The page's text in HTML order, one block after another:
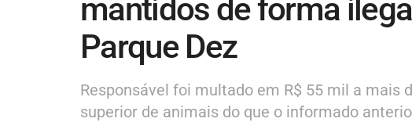
mantidos de forma
Parque Dez
Responsável foi multado em R$ 55 mil a mais
superior de animais do que o informado